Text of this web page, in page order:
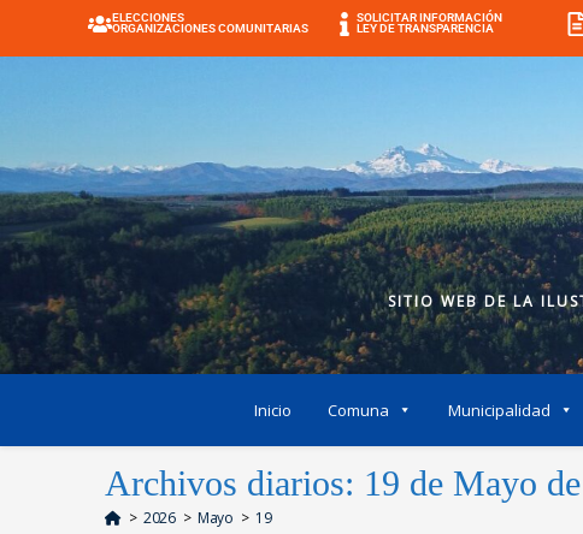
ELECCIONES
ORGANIZACIONES COMUNITARIAS
SOLICITAR INFORMACIÓN
LEY DE TRANSPARENCIA
SITIO WEB DE LA
Inicio Comuna Municipalidad
Archivos diarios: 19 de Mayo
> 2026 > Mayo > 19